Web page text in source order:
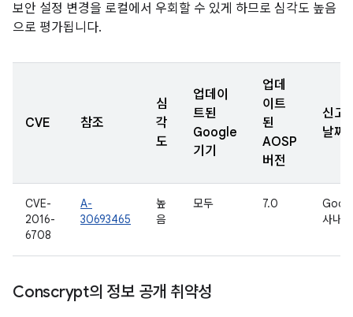
보안 설정 변경을 로컬에서 우회할 수 있게 하므로 심각도 높음
으로 평가됩니다.
CVE 참조
심
각
도
업데이
트된
Google
기기
업데
이트
된
AOSP
버전
신고
날짜
CVE-
2016-
6708
A-
30693465
높
음
모두 7.0
사내용
Conscrypt의 정보 공개 취약성